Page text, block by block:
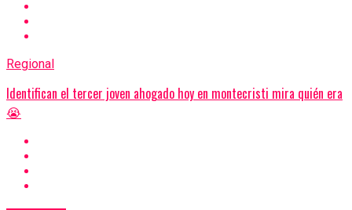
Regional
Identifican el tercer joven ahogado hoy en montecristi mira quién era
😭